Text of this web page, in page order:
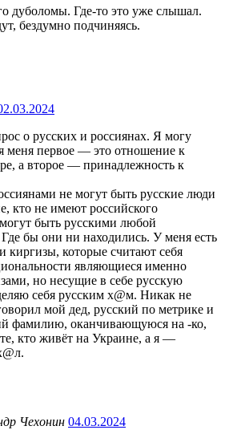
дуболомы. Где-то это уже слышал.
бездумно подчиняясь.
о русских и россиянах. Я могу
меня первое — это отношение к
а второе — принадлежность к
не могут быть русские люди
кто не имеют российского
быть русскими любой
бы они ни находились. У меня есть
киргизы, которые считают себя
являющиеся именно
но несущие в себе русскую
себя русским х@м. Никак не
мой дед, русский по метрике и
фамилию, оканчивающуюся на -ко,
кто живёт на Украине, а я —
Чехонин 04.03.2024